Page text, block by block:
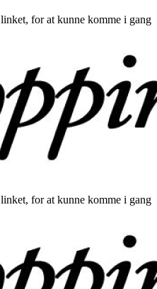
for at kunne komme i gang
for at kunne komme i gang